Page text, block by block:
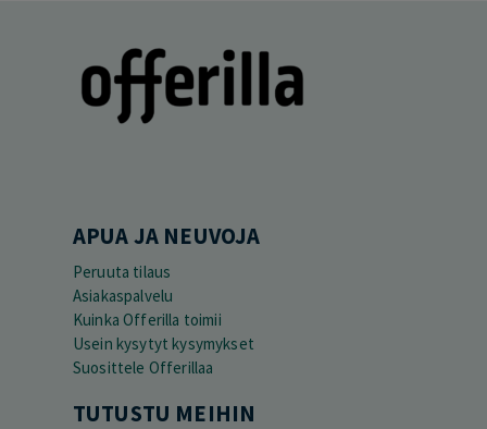
APUA JA NEUVOJA
Peruuta tilaus
Asiakaspalvelu
Kuinka Offerilla toimii
Usein kysytyt kysymykset
Suosittele Offerillaa
TUTUSTU MEIHIN